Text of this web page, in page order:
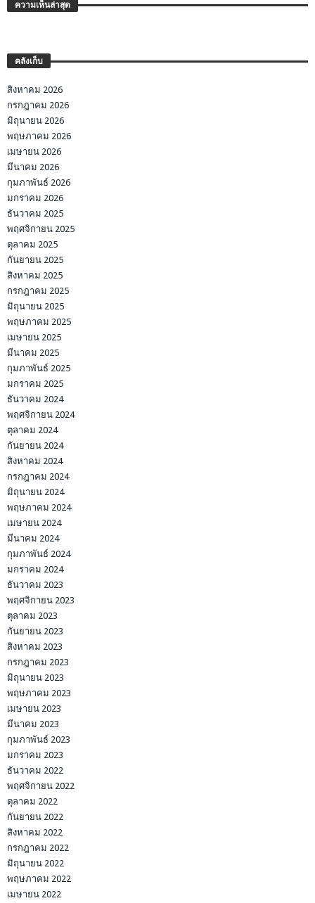
ความเห็นล่าสุด
คลังเก็บ
สิงหาคม 2026
กรกฎาคม 2026
มิถุนายน 2026
พฤษภาคม 2026
เมษายน 2026
มีนาคม 2026
กุมภาพันธ์ 2026
มกราคม 2026
ธันวาคม 2025
พฤศจิกายน 2025
ตุลาคม 2025
กันยายน 2025
สิงหาคม 2025
กรกฎาคม 2025
มิถุนายน 2025
พฤษภาคม 2025
เมษายน 2025
มีนาคม 2025
กุมภาพันธ์ 2025
มกราคม 2025
ธันวาคม 2024
พฤศจิกายน 2024
ตุลาคม 2024
กันยายน 2024
สิงหาคม 2024
กรกฎาคม 2024
มิถุนายน 2024
พฤษภาคม 2024
เมษายน 2024
มีนาคม 2024
กุมภาพันธ์ 2024
มกราคม 2024
ธันวาคม 2023
พฤศจิกายน 2023
ตุลาคม 2023
กันยายน 2023
สิงหาคม 2023
กรกฎาคม 2023
มิถุนายน 2023
พฤษภาคม 2023
เมษายน 2023
มีนาคม 2023
กุมภาพันธ์ 2023
มกราคม 2023
ธันวาคม 2022
พฤศจิกายน 2022
ตุลาคม 2022
กันยายน 2022
สิงหาคม 2022
กรกฎาคม 2022
มิถุนายน 2022
พฤษภาคม 2022
เมษายน 2022